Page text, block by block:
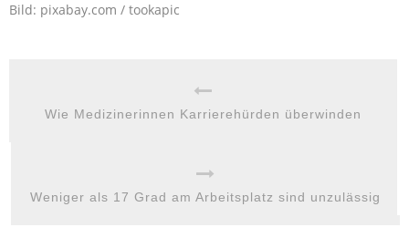
Bild: pixabay.com / tookapic
Wie Medizinerinnen Karrierehürden überwinden
Weniger als 17 Grad am Arbeitsplatz sind unzulässig